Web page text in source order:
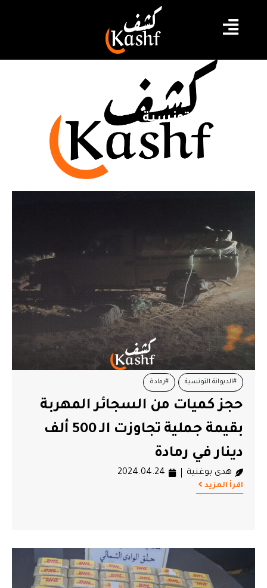
الديوانة التونسية
#الديوانة التونسية #رمادة
حجز كميات من السجائر المهربة
بقيمة جملية تجاوزت الـ 500 ألف
دينار في رمادة
هدى بوغنية 2024.04.24
اقرأ المزيد